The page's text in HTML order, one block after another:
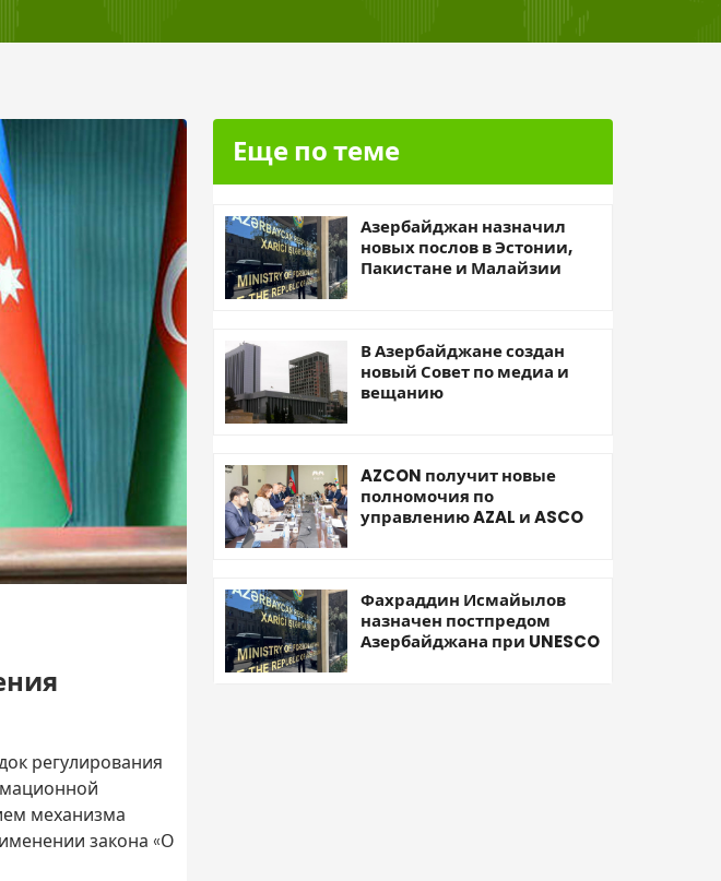
регулирования
механизма
закона «О
Еще по теме
Азербайджан назначил
новых послов в Эстонии,
Пакистане и Малайзии
В Азербайджане создан
новый Совет по медиа и
вещанию
AZCON получит новые
полномочия по
управлению AZAL и ASCO
Фахраддин Исмайылов
назначен постпредом
Азербайджана при UNESCO